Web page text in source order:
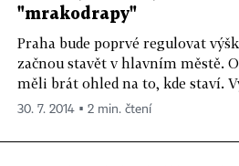
"mrakodrapy"
Praha bude poprvé regulovat
začnou stavět v hlavním městě.
měli brát ohled na to, kde staví.
30. 7. 2014 ▪ 2 min. čtení